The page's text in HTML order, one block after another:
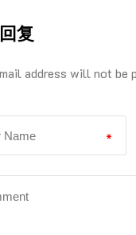
复
address will not be
*